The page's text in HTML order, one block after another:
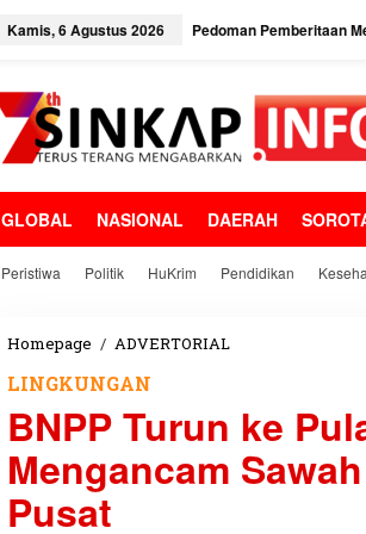
Kamis, 6 Agustus 2026 Pedoman Pemberitaan
GLOBAL NASIONAL DAERAH
Peristiwa Politik HuKrim Pendidikan
Homepage / ADVERTORIAL
LINGKUNGAN
BNPP Turun ke
Mengancam
Pusat